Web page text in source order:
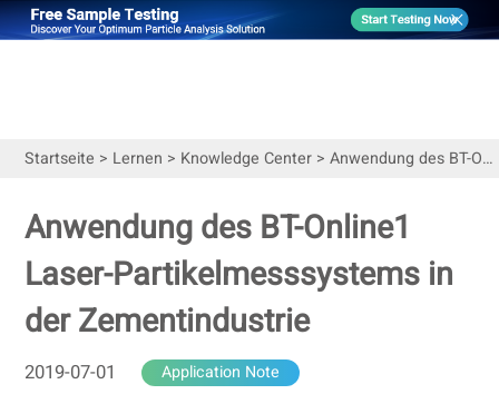
Startseite > Lernen > Knowledge Center> Anwendung des BT-Online1 Laser-Partikelmesssystems in der Zementindustrie
Anwendung des BT-Online1
Laser-Partikelmesssystems in
der Zementindustrie
2019-07-01 Application Note